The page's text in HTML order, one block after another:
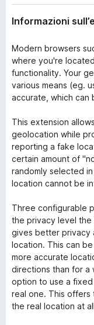
Informazioni
Modern browsers
where you're
functionality. Your
various means (eg.
accurate, which can
This extension
geolocation while
reporting a fake
certain amount of
randomly selected
location cannot be
Three configurable
the privacy level the
gives better privacy
location. This can
more accurate
directions than for a
option to use a
real one. This
the real location at